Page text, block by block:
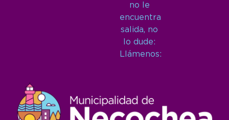
no le
encuentra
salida, no
lo dude:
Llámenos: